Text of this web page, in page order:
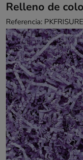
Relleno de
Referencia: